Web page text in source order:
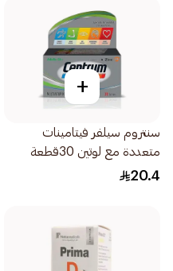
+
سنتروم سيلفر فيتامينات
متعددة مع لوتين 30قطعة
20.4